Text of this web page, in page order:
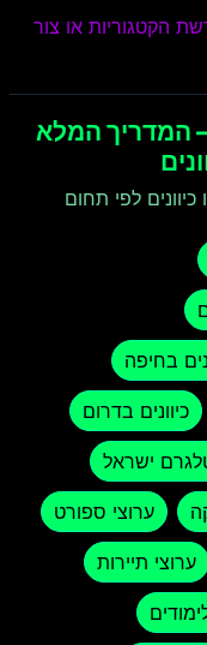
הקטגוריות או צור
– המדריך המלא
לפי תחום
בחיפה
כיוונים בדרום
ישראל
ערוצי ספורט
ערוצי תיירות